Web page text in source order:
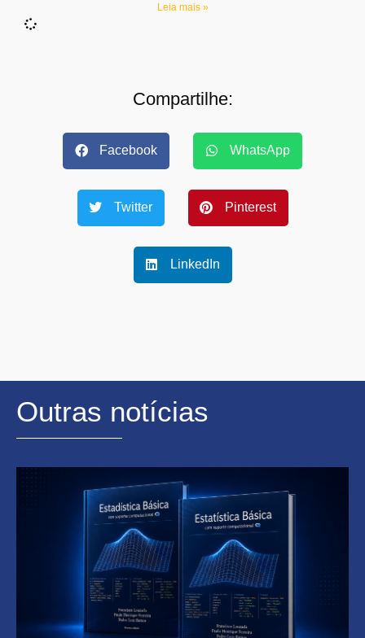
Leia mais »
Compartilhe:
Facebook WhatsApp
Twitter Pinterest
LinkedIn
Outras notícias